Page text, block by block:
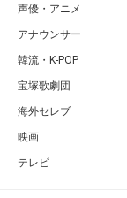
声優・アニメ
アナウンサー
韓流・K-POP
宝塚歌劇団
海外セレブ
映画
テレビ